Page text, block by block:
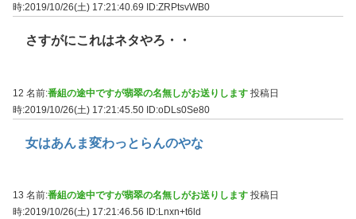
時:2019/10/26(土) 17:21:40.69
ID:ZRPtsvWB0
さすがにこれはネタやろ・・
12 名前:番組の途中ですが翡翠の名無しがお送りします 投稿日
時:2019/10/26(土) 17:21:45.50 ID:oDLs0Se80
女はあんま変わっとらんのやな
13 名前:番組の途中ですが翡翠の名無しがお送りします 投稿日
時:2019/10/26(土) 17:21:46.56
ID:Lnxn+t6ld